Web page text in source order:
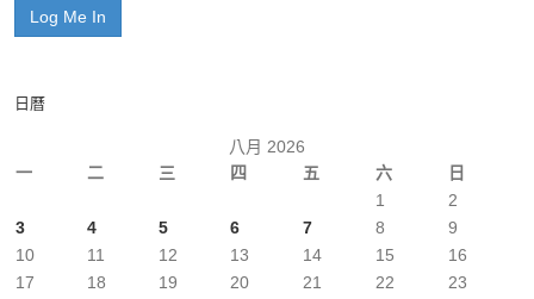
日曆
八月 2026
一
二 三 四 五 六 日
1
2
3
4 5 6 7 8
9
10
11 12 13 14 15
16
17
18 19 20 21 22
23